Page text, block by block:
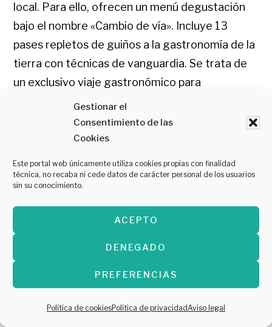
Gestionar el
Consentimiento de las
Cookies
Este portal web únicamente utiliza cookies propias con finalidad
técnica, no recaba ni cede datos de carácter personal de los usuarios
sin su conocimiento.
ACEPTO
DENEGADO
PREFERENCIAS
Política de cookiesPolítica de privacidadAviso legal
local. Para ello, ofrecen un menú degustación
bajo el nombre «Cambio de vía». Incluye 13
pases repletos de guiños a la gastronomía de la
tierra con técnicas de vanguardia. Se trata de
un exclusivo viaje gastronómico para
únicamente 12 comensales con Canfranc como
punto de partida.
Estación. Huesca
CALLIZO